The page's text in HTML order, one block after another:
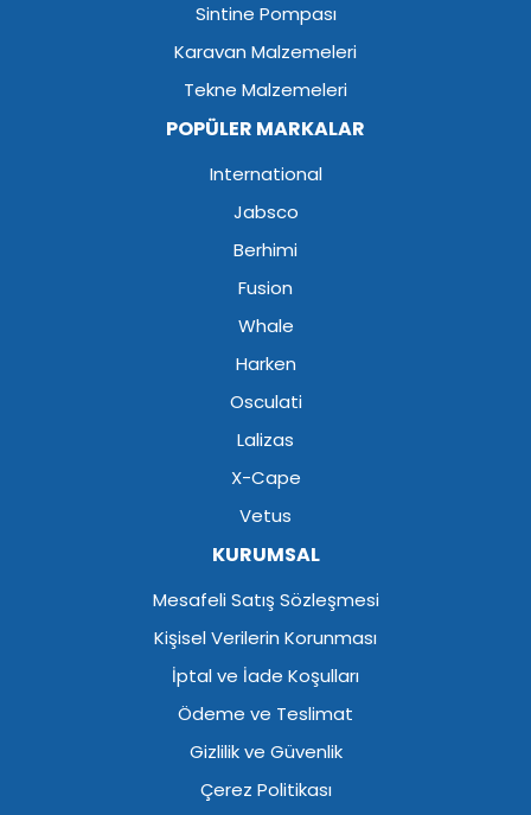
Sintine Pompası
Karavan Malzemeleri
Tekne Malzemeleri
POPÜLER MARKALAR
International
Jabsco
Berhimi
Fusion
Whale
Harken
Osculati
Lalizas
X-Cape
Vetus
KURUMSAL
Mesafeli Satış Sözleşmesi
Kişisel Verilerin Korunması
İptal ve İade Koşulları
Ödeme ve Teslimat
Gizlilik ve Güvenlik
Çerez Politikası